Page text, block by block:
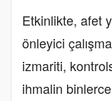
Etkinlikte, afet
önleyici
izmariti,
ihmalin